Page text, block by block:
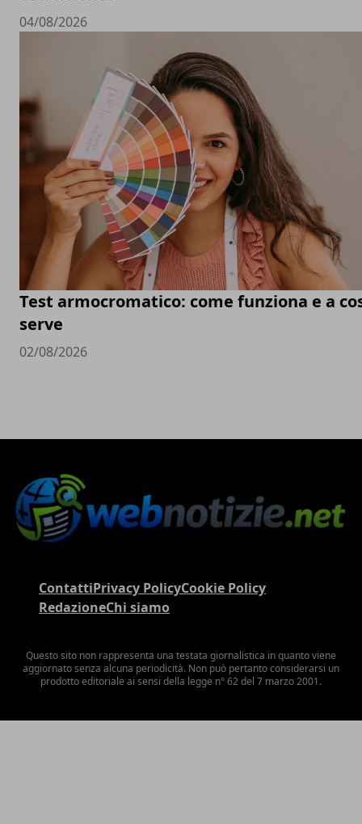
04/08/2026
Test armocromatico: come funziona e a
serve
02/08/2026
ContattiPrivacy PolicyCookie Policy
RedazioneChi siamo
Questo sito non rappresenta una testata giornalistica in quanto viene
aggiornato senza alcuna periodicità. Non può pertanto considerarsi un
prodotto editoriale ai sensi della legge n° 62 del 7 marzo 2001.